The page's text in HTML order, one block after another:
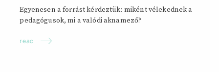
Egyenesen a forrást kérdeztük: miként vélekednek a
pedagógusok, mi a valódi aknamező?
read